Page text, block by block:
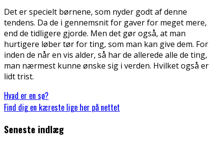
Det er specielt børnene, som nyder godt af denne
tendens. Da de i gennemsnit for gaver for meget mere,
end de tidligere gjorde. Men det gør også, at man
hurtigere løber tør for ting, som man kan give dem. For
inden de når en vis alder, så har de allerede alle de ting,
man nærmest kunne ønske sig i verden. Hvilket også er
lidt trist.
Hvad er en sø?
Find dig en kæreste lige her på nettet
Seneste indlæg